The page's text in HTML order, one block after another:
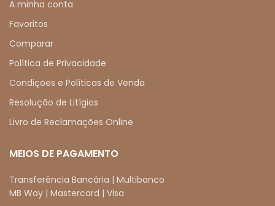
A minha conta
Favoritos
Comparar
Política de Privacidade
Condições e Políticas de Venda
Resolução de Litígios
Livro de Reclamações Online
MEIOS DE PAGAMENTO
Transferência Bancária | Multibanco
MB Way | Mastercard | Visa